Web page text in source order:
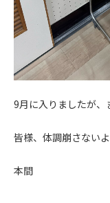
9月に入りましたが、
皆様、体調崩さない
本間